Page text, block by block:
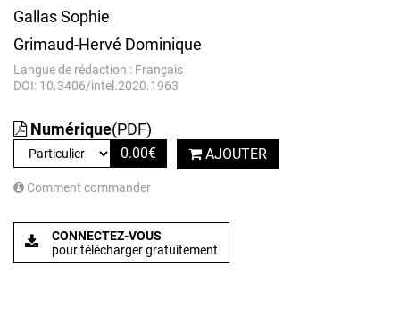
Gallas Sophie
Grimaud-Hervé Dominique
Langue de rédaction : Français
DOI: 10.3406/intel.2020.1963
Numérique(PDF)
0.00€ AJOUTER
Comment commander
CONNECTEZ-VOUS
pour télécharger gratuitement